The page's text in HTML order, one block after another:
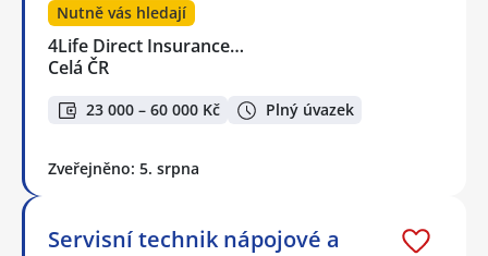
Nutně vás hledají
4Life Direct Insurance…
Celá ČR
23 000 – 60 000 Kč Plný úvazek
Zveřejněno: 5. srpna
Servisní technik nápojové a